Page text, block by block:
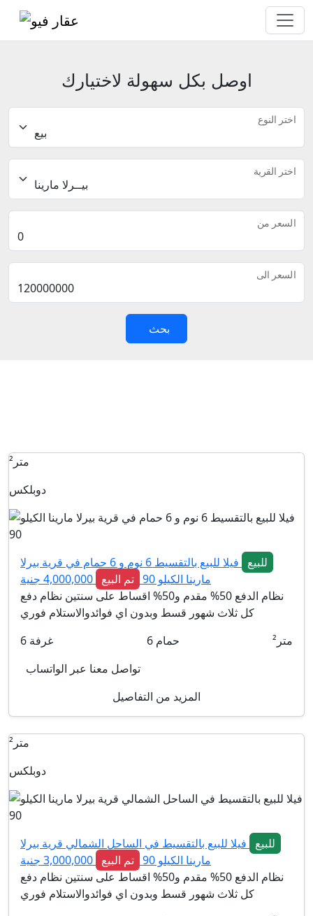
اوصل بكل سهولة لاختيارك
اختر النوع
اختر القرية
السعر من
السعر الى
بحث
متر²
دوبلكس
للبيع
فيلا للبيع بالتقسيط 6 نوم و 6 حمام في قرية بيرلا
مارينا الكيلو 90
تم البيع 4,000,000 جنية
نظام الدفع 50% مقدم و50% اقساط على سنتين نظام دفع
كل ثلاث شهور قسط وبدون اي فوائدوالاستلام فوري
6 غرفة 6 حمام
متر²
تواصل معنا عبر الواتساب
المزيد من التفاصيل
متر²
دوبلكس
للبيع
فيلا للبيع بالتقسيط في الساحل الشمالي قرية بيرلا
مارينا الكيلو 90
تم البيع 3,000,000 جنية
نظام الدفع 50% مقدم و50% اقساط على سنتين نظام دفع
كل ثلاث شهور قسط وبدون اي فوائدوالاستلام فوري